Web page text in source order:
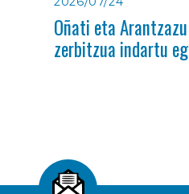
Oñati eta
zerbitzua indartu